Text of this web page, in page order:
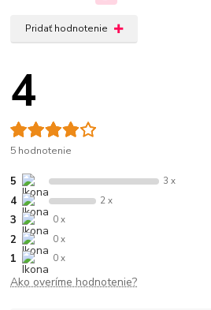
Pridať hodnotenie
4
5 hodnotenie
5 3 x
4 2 x
3 0 x
2 0 x
1 0 x
Ako overíme hodnotenie?